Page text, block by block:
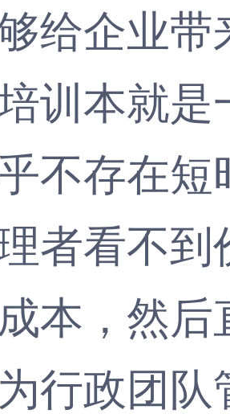
给企业带
本就是
不存在短
看不到
本，然后
政团队